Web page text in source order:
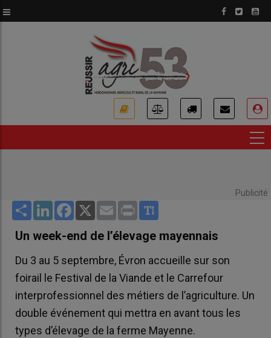
au
Publicité
Share LinkedInFacebook
X Email Print
Un week-end de l’élevage mayennais
Du 3 au 5 septembre, Évron accueille sur son
foirail le Festival de la Viande et le Carrefour
interprofessionnel des métiers de l’agriculture. Un
double événement qui mettra en avant tous les
types d’élevage de la ferme Mayenne.